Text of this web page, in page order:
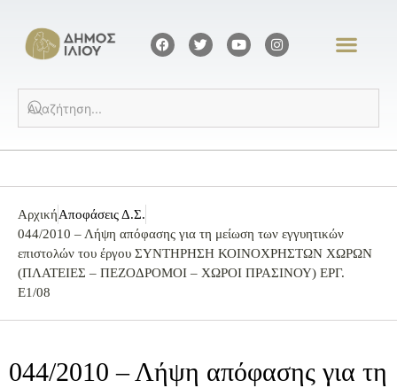
ΑρχικήΑποφάσεις Δ.Σ.
044/2010 – Λήψη απόφασης για τη μείωση των εγγυητικών
επιστολών του έργου ΣΥΝΤΗΡΗΣΗ ΚΟΙΝΟΧΡΗΣΤΩΝ ΧΩΡΩΝ
(ΠΛΑΤΕΙΕΣ – ΠΕΖΟΔΡΟΜΟΙ – ΧΩΡΟΙ ΠΡΑΣΙΝΟΥ) ΕΡΓ.
Ε1/08
044/2010 – Λήψη απόφασης για τη